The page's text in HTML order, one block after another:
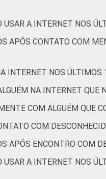
13
16
da Informação
por meio de
A INTERNET NOS
APÓS CONTATO COM
INTERNET NOS ÚLTIMOS
NA INTERNET QUE
COM ALGUÉM QUE
COM
APÓS ENCONTRO COM
A INTERNET NOS